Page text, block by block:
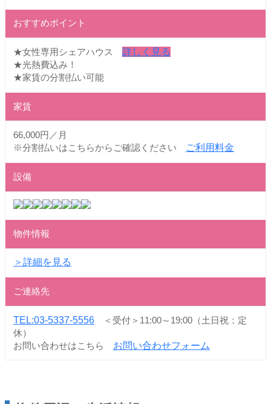
おすすめポイント
★女性専用シェアハウス 詳しく見る
★光熱費込み！
★家賃の分割払い可能
家賃
66,000円／月
※分割払いはこちらからご確認ください
ご利用料金
設備
物件情報
＞詳細を見る
ご連絡先
TEL:03-5337-5556＜受付＞11:00～19:00（土日祝：定
休）
お問い合わせはこちら お問い合わせフォーム